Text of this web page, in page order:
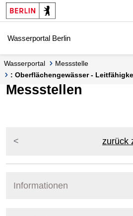
Springe zur Navigation
Springe zum Inhalt
Wasserportal Berlin
Wasserportal
Messstelle
: Oberflächengewässer -
Messstellen
zurück
Informationen